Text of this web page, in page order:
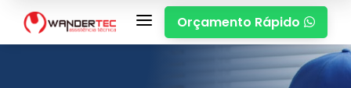
a Orçamento Rápido 